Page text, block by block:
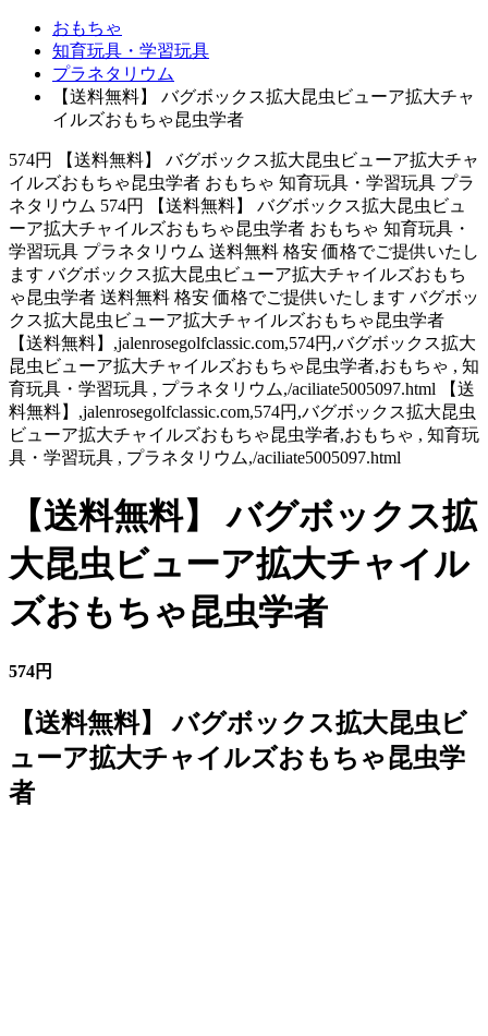
おもちゃ
知育玩具・学習玩具
プラネタリウム
【送料無料】 バグボックス拡大昆虫ビューア拡大チャ
イルズおもちゃ昆虫学者
574円 【送料無料】 バグボックス拡大昆虫ビューア拡大チャ
イルズおもちゃ昆虫学者 おもちゃ 知育玩具・学習玩具 プラ
ネタリウム 574円 【送料無料】 バグボックス拡大昆虫ビュ
ーア拡大チャイルズおもちゃ昆虫学者 おもちゃ 知育玩具・
学習玩具 プラネタリウム 送料無料 格安 価格でご提供いたし
ます バグボックス拡大昆虫ビューア拡大チャイルズおもち
ゃ昆虫学者 送料無料 格安 価格でご提供いたします バグボッ
クス拡大昆虫ビューア拡大チャイルズおもちゃ昆虫学者
【送料無料】,jalenrosegolfclassic.com,574円,バグボックス拡大
昆虫ビューア拡大チャイルズおもちゃ昆虫学者,おもちゃ , 知
育玩具・学習玩具 , プラネタリウム,/aciliate5005097.html 【送
料無料】,jalenrosegolfclassic.com,574円,バグボックス拡大昆虫
ビューア拡大チャイルズおもちゃ昆虫学者,おもちゃ , 知育玩
具・学習玩具 , プラネタリウム,/aciliate5005097.html
【送料無料】 バグボックス拡
大昆虫ビューア拡大チャイル
ズおもちゃ昆虫学者
574円
【送料無料】 バグボックス拡大昆虫ビ
ューア拡大チャイルズおもちゃ昆虫学
者